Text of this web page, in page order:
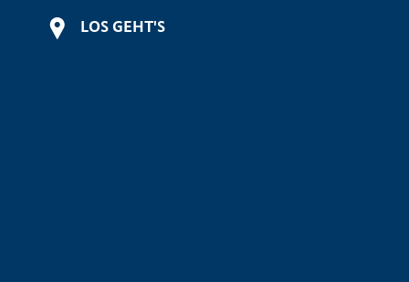
LOS GEHT'S